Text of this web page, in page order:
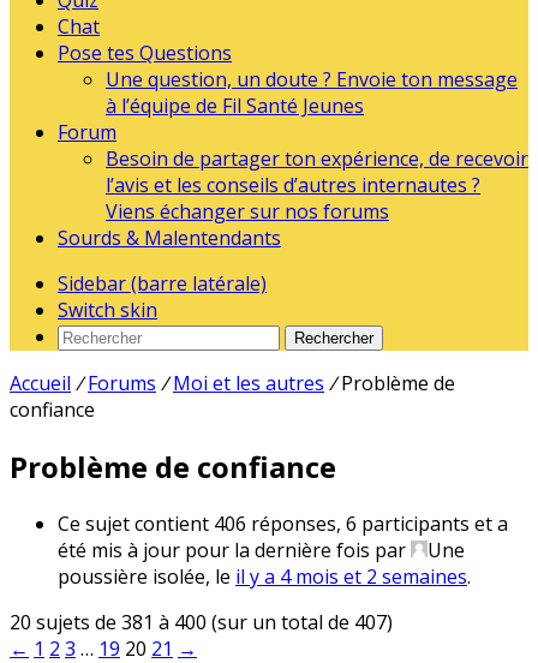
Chat
Pose tes Questions
Une question, un doute ? Envoie ton message
à l’équipe de Fil Santé Jeunes
Forum
Besoin de partager ton expérience, de recevoir
l’avis et les conseils d’autres internautes ?
Viens échanger sur nos forums
Sourds & Malentendants
Sidebar (barre latérale)
Switch skin
Rechercher
Accueil / Forums / Moi et les autres / Problème de
confiance
Problème de confiance
Ce sujet contient 406 réponses, 6 participants et a
été mis à jour pour la dernière fois par
Une
poussière isolée, le il y a 4 mois et 2 semaines.
20 sujets de 381 à 400 (sur un total de 407)
← 1 2 3 … 19 20 21 →